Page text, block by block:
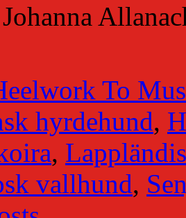
To
hyrdehund,
,
vallhund,